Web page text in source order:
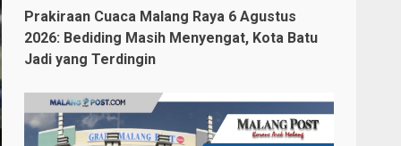
Prakiraan Cuaca Malang Raya 6 Agustus
2026: Bediding Masih Menyengat, Kota Batu
Jadi yang Terdingin